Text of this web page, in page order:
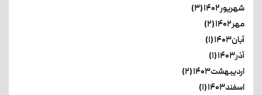
شهریور۱۴۰۲ (۳)
مهر۱۴۰۲ (۲)
آبان۱۴۰۳ (۱)
آذر۱۴۰۳ (۱)
اردیبهشت۱۴۰۳ (۲)
اسفند۱۴۰۳ (۱)